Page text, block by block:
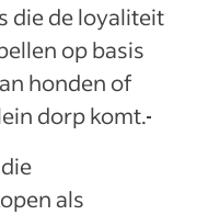
die de loyaliteit
op basis
honden of
dorp komt.
als